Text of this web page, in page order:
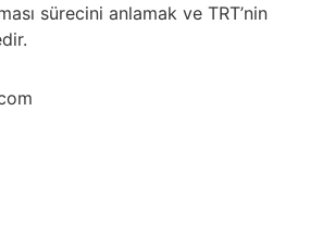
sürecini anlamak ve TRT’nin